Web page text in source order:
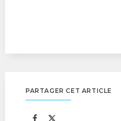
PARTAGER CET ARTICLE